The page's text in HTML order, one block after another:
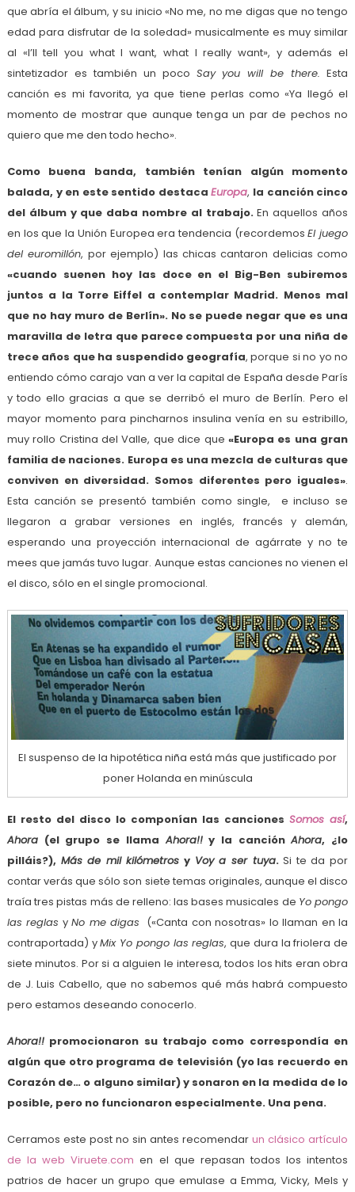
que abría el álbum, y su inicio «No me, no me digas que no tengo
edad para disfrutar de la soledad» musicalmente es muy similar
al «I’ll tell you what I want, what I really want», y además el
sintetizador es también un poco Say you will be there. Esta
canción es mi favorita, ya que tiene perlas como «Ya llegó el
momento de mostrar que aunque tenga un par de pechos no
quiero que me den todo hecho».
Como buena banda, también tenían algún momento
balada, y en este sentido destacaEuropa, la canción cinco
del álbum y que daba nombre al trabajo.En aquellos años
en los que la Unión Europea era tendencia (recordemosEl juego
del euromillón, por ejemplo) las chicas cantaron delicias como
«cuando suenen hoy las doce en el Big-Ben subiremos
juntos a la Torre Eiffel a contemplar Madrid. Menos mal
que no hay muro de Berlín». No se puede negar que es una
maravilla de letra que parece compuesta por una niña de
trece años que ha suspendido geografía, porque si no yo no
entiendo cómo carajo van a ver la capital de España desde París
y todo ello gracias a que se derribó el muro de Berlín. Pero el
mayor momento para pincharnos insulina venía en su estribillo,
muy rollo Cristina del Valle, que dice que «Europa es una gran
familia de naciones. Europa es una mezcla de culturas que
conviven en diversidad. Somos diferentes pero iguales».
Esta canción se presentó también como single, e incluso se
llegaron a grabar versiones en inglés, francés y alemán,
esperando una proyección internacional de agárrate y no te
mees que jamás tuvo lugar. Aunque estas canciones no vienen el
el disco, sólo en el single promocional.
El suspenso de la hipotética niña está más que justificado por
poner Holanda en minúscula
El resto del disco lo componían las cancionesSomos así,
Ahora(el grupo se llamaAhora!!y la canciónAhora, ¿lo
pilláis?), Más de mil kilómetros y Voy a ser tuya.Si te da por
contar verás que sólo son siete temas originales, aunque el disco
traía tres pistas más de relleno: las bases musicales de Yo pongo
las reglas yNo me digas («Canta con nosotras» lo llaman en la
contraportada) yMix Yo pongo las reglas, que dura la friolera de
siete minutos. Por si a alguien le interesa, todos los hits eran obra
de J. Luis Cabello, que no sabemos qué más habrá compuesto
pero estamos deseando conocerlo.
Ahora!!promocionaron su trabajo como correspondía en
algún que otro programa de televisión (yo las recuerdo en
Corazón de… o alguno similar) y sonaron en la medida de lo
posible, pero no funcionaron especialmente. Una pena.
Cerramos este post no sin antes recomendarun clásico artículo
de la web Viruete.com en el que repasan todos los intentos
patrios de hacer un grupo que emulase a Emma, Vicky, Mels y